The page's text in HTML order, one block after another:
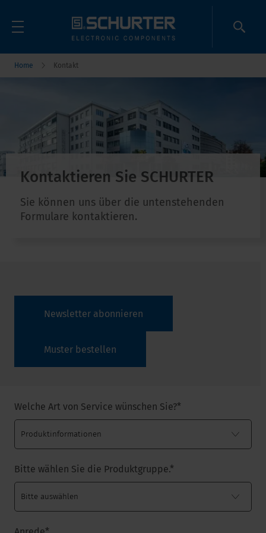
Home Kontakt
Kontaktieren Sie SCHURTER
Sie können uns über die untenstehenden
Formulare kontaktieren.
Newsletter abonnieren
Muster bestellen
Welche Art von Service wünschen Sie?*
Bitte wählen Sie die Produktgruppe.*